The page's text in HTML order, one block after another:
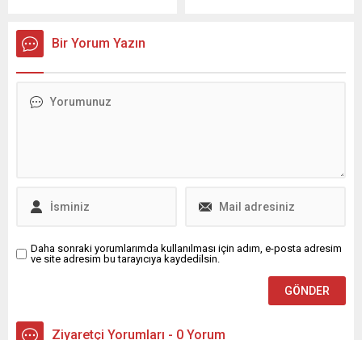
29 bin 771 seviyesine
gerileyerek, önceki yılın aynı
Aylar bazında ise satışlar
Bir Yorum Yazın
Daha sonraki yorumlarımda kullanılması için adım, e-posta adresim
ve site adresim bu tarayıcıya kaydedilsin.
Ziyaretçi Yorumları - 0 Yorum